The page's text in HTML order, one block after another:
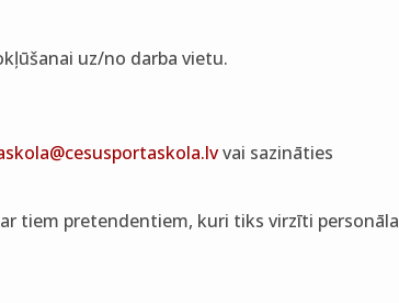
uz/no darba vietu.
vai sazināties
tiem pretendentiem, kuri tiks virzīti personāla